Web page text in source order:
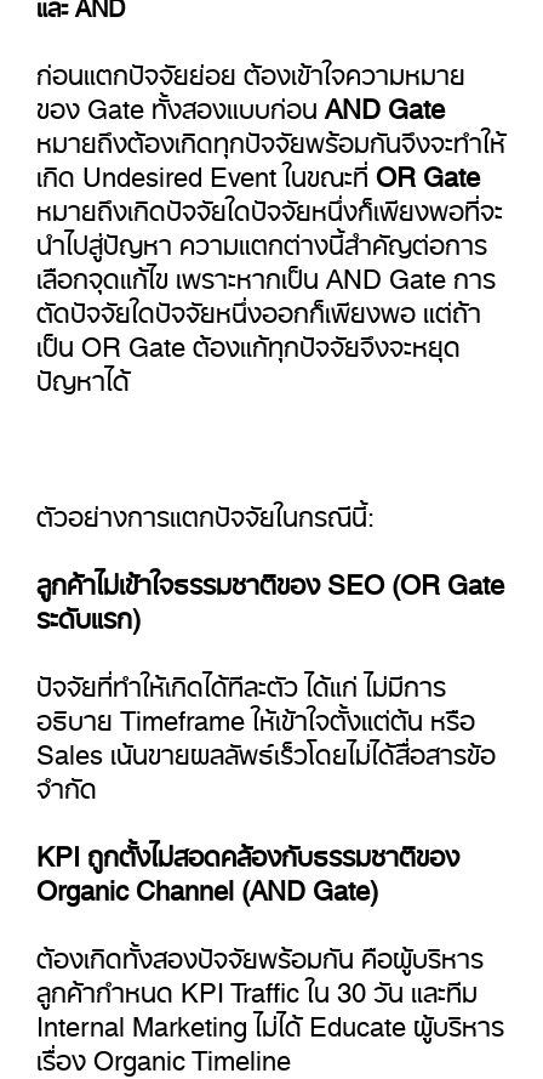
ก่อนแตกปัจจัยย่อย ต้องเข้าใจความหมาย
ของ Gate ทั้งสองแบบก่อนAND Gate
หมายถึงต้องเกิดทุกปัจจัยพร้อมกันจึงจะทำให้
เกิด Undesired Event ในขณะที่OR Gate
หมายถึงเกิดปัจจัยใดปัจจัยหนึ่งก็เพียงพอที่จะ
นำไปสู่ปัญหา ความแตกต่างนี้สำคัญต่อการ
เลือกจุดแก้ไข เพราะหากเป็น AND Gate การ
ตัดปัจจัยใดปัจจัยหนึ่งออกก็เพียงพอ แต่ถ้า
เป็น OR Gate ต้องแก้ทุกปัจจัยจึงจะหยุด
ปัญหาได้
ตัวอย่างการแตกปัจจัยในกรณีนี้:
ลูกค้าไม่เข้าใจธรรมชาติของ SEO (OR Gate
ระดับแรก)
ปัจจัยที่ทำให้เกิดได้ทีละตัว ได้แก่ ไม่มีการ
อธิบาย Timeframe ให้เข้าใจตั้งแต่ต้น หรือ
Sales เน้นขายผลลัพธ์เร็วโดยไม่ได้สื่อสารข้อ
จำกัด
KPI ถูกตั้งไม่สอดคล้องกับธรรมชาติของ
Organic Channel (AND Gate)
ต้องเกิดทั้งสองปัจจัยพร้อมกัน คือผู้บริหาร
ลูกค้ากำหนด KPI Traffic ใน 30 วัน และทีม
Internal Marketing ไม่ได้ Educate ผู้บริหาร
เรื่อง Organic Timeline